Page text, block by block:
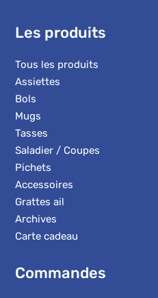
Les produits
Tous les produits
Assiettes
Bols
Mugs
Tasses
Saladier / Coupes
Pichets
Accessoires
Grattes ail
Archives
Carte cadeau
Commandes